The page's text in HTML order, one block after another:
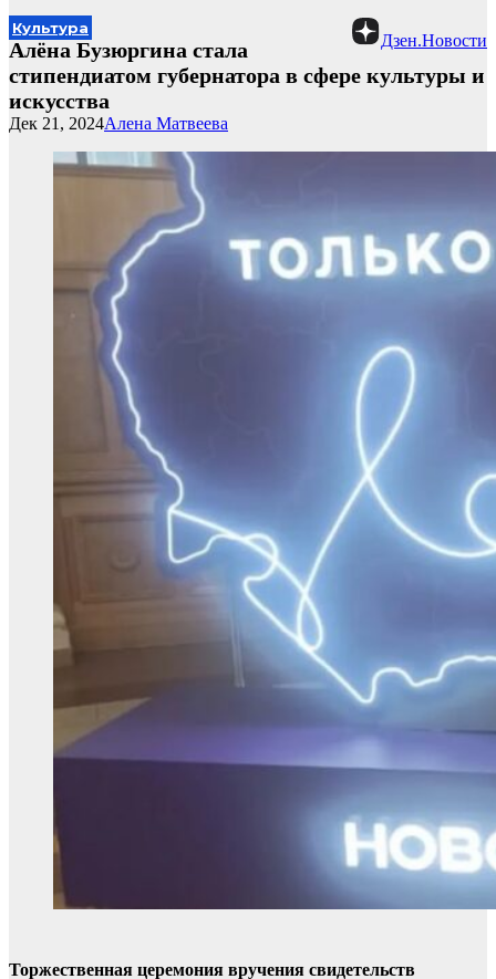
Дзен.Новости
Культура
Алёна Бузюргина стала
стипендиатом губернатора в сфере культуры и
искусства
Алена Матвеева
Дек 21, 2024
Торжественная церемония вручения свидетельств